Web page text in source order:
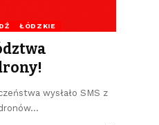
ŁÓDZKIE
wysłało SMS z